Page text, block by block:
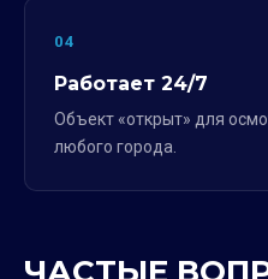
04
Работает 24/7
Объект «открыт» для
любого города.